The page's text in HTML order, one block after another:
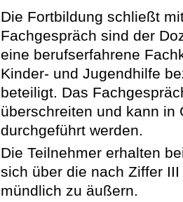
Die Fortbildung schließt
Fachgespräch sind der
eine berufserfahrene
Kinder- und Jugendhilfe
beteiligt. Das
überschreiten und kann in
durchgeführt werden.
Die Teilnehmer erhalten
sich über die nach Ziffer
mündlich zu äußern.